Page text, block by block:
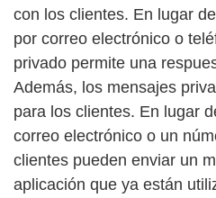
con los clientes. En lugar
por correo electrónico o
privado permite una
Además, los mensajes
para los clientes. En lugar
correo electrónico o un
clientes pueden enviar un
aplicación que ya están